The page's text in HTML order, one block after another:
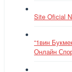
Site Oficial
“1вин
Онлайн